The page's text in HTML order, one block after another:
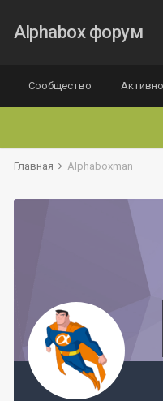
Alphabox форум
Сообщество
Главная Alphaboxman